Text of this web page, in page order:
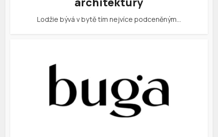
Lodžie bývá v bytě tím nejvíce podceněným…